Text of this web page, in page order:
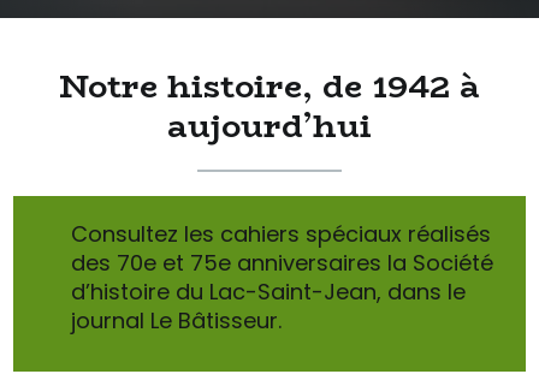
Notre histoire, de 1942 à
aujourd’hui
Consultez les cahiers spéciaux réalisés
des 70e et 75e anniversaires la Société
d’histoire du Lac-Saint-Jean, dans le
journal Le Bâtisseur.